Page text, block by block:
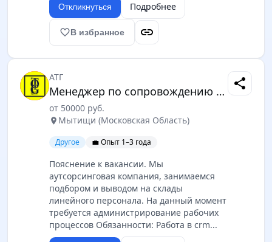
Откликнуться Подробнее
favorite_borderВ избранное link
АТГ
Менеджер по сопровождению персонала (контроллинг процессов)
от 50000 руб.
location_on Мытищи (Московская Область)
Другое 💼 Опыт 1–3 года
Пояснение к вакансии. Мы
аутсорсинговая компания, занимаемся
подбором и выводом на склады
линейного персонала. На данный момент
требуется администрирование рабочих
процессов Обязанности: Работа в crm...
share